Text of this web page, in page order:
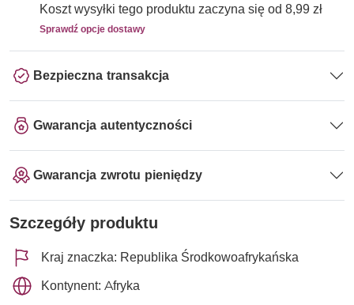
Koszt wysyłki tego produktu zaczyna się od 8,99 zł
Sprawdź opcje dostawy
Bezpieczna transakcja
Gwarancja autentyczności
Gwarancja zwrotu pieniędzy
Szczegóły produktu
Kraj znaczka: Republika Środkowoafrykańska
Kontynent: Afryka